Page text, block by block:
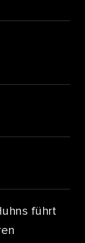
führt